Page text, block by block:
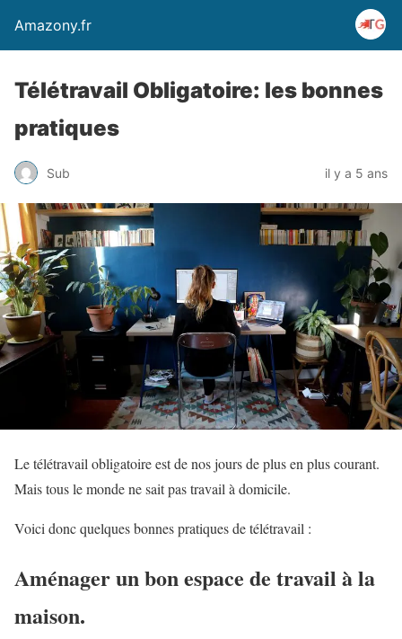
Amazony.fr
Télétravail Obligatoire: les bonnes
pratiques
Sub il y a 5 ans
Le télétravail obligatoire est de nos jours de plus en plus courant.
Mais tous le monde ne sait pas travail à domicile.
Voici donc quelques bonnes pratiques de télétravail :
Aménager un bon espace de travail à la
maison.